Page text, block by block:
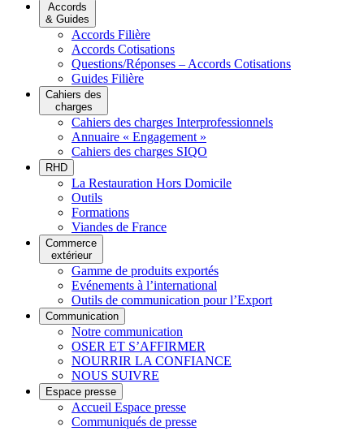
Accords
& Guides
Accords Filière
Accords Cotisations
Questions/Réponses – Accords Cotisations
Guides Filière
Cahiers des
charges
Cahiers des charges Interprofessionnels
Annuaire « Engagement »
Cahiers des charges SIQO
RHD
La Restauration Hors Domicile
Outils
Formations
Viandes de France
Commerce
extérieur
Gamme de produits exportés
Evénements à l’international
Outils de communication pour l’Export
Communication
Notre communication
OSER ET S’AFFIRMER
NOURRIR LA CONFIANCE
NOUS SUIVRE
Espace presse
Accueil Espace presse
Communiqués de presse